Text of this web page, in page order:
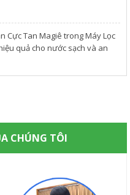
Cực Tan Magiê trong Máy Lọc
quả cho nước sạch và an
CHÚNG TÔI